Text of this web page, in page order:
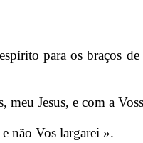
para os braços
meu Jesus, e com a
não Vos largarei ».